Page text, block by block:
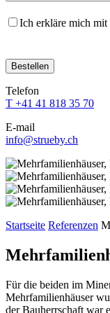
Ich erkläre mich mit
lasse
dieses
Feld
leer.
lasse
dieses
Feld
leer.
lasse
dieses
Feld
leer.
lasse
dieses
Feld
leer.
lasse
Feld
leer.
Telefon
T +41 41 818 35 70
E-mail
info@strueby.ch
Startseite Referenzen
Für die beiden im
Mehrfamilienhäuser
der Bauherrschaft war